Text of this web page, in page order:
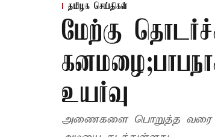
தமிழக செய்திகள்
மேற்கு
உயர்வு
அணைகளை பொறுத்த வரை